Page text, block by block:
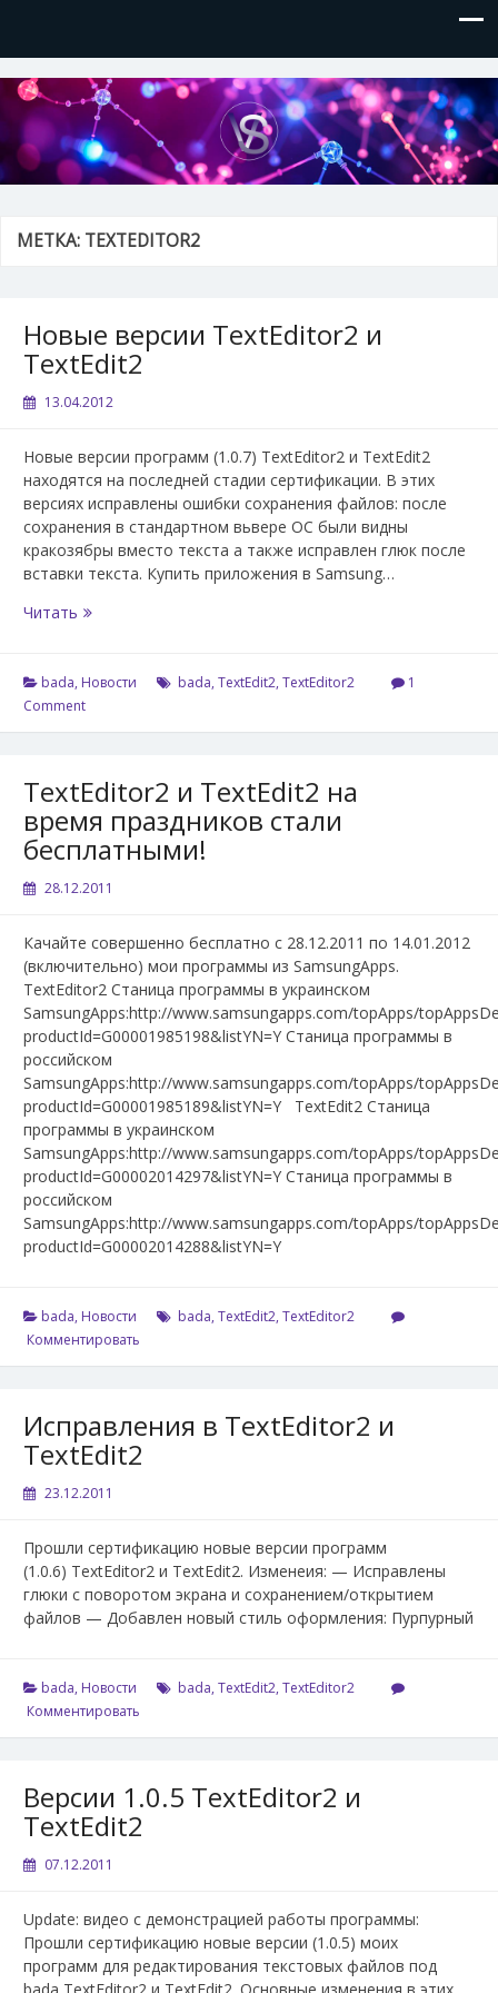
VVSite
Кое-что обо мне и о технологиях, которые я использую.
МЕТКА: TEXTEDITOR2
Новые версии TextEditor2 и
TextEdit2
13.04.2012
Новые версии программ (1.0.7) TextEditor2 и TextEdit2
находятся на последней стадии сертификации. В этих
версиях исправлены ошибки сохранения файлов: после
сохранения в стандартном вьвере ОС были видны
кракозябры вместо текста а также исправлен глюк после
вставки текста. Купить приложения в Samsung…
Читать Новые
и
TextEdit2
bada, Новости bada, TextEdit2, TextEditor2
1
Comment
TextEditor2 и TextEdit2 на
время праздников стали
бесплатными!
28.12.2011
Качайте совершенно бесплатно с 28.12.2011 по 14.01.2012
(включительно) мои программы из SamsungApps.
TextEditor2 Станица программы в украинском
SamsungApps:http://www.samsungapps.com/topApps/
productId=G00001985198&listYN=Y Станица программы в
российском
SamsungApps:http://www.samsungapps.com/topApps/
productId=G00001985189&listYN=Y TextEdit2 Станица
программы в украинском
SamsungApps:http://www.samsungapps.com/topApps/
productId=G00002014297&listYN=Y Станица программы в
российском
SamsungApps:http://www.samsungapps.com/topApps/
productId=G00002014288&listYN=Y
bada, Новости bada, TextEdit2, TextEditor2
Комментировать
Исправления в TextEditor2 и
TextEdit2
23.12.2011
Прошли сертификацию новые версии программ
(1.0.6) TextEditor2 и TextEdit2. Изменеия: — Исправлены
глюки с поворотом экрана и сохранением/открытием
файлов — Добавлен новый стиль оформления: Пурпурный
bada, Новости bada, TextEdit2, TextEditor2
Комментировать
Версии 1.0.5 TextEditor2 и
TextEdit2
07.12.2011
Update: видео с демонстрацией работы программы:
Прошли сертификацию новые версии (1.0.5) моих
программ для редактирования текстовых файлов под
bada TextEditor2 и TextEdit2. Основные изменения в этих